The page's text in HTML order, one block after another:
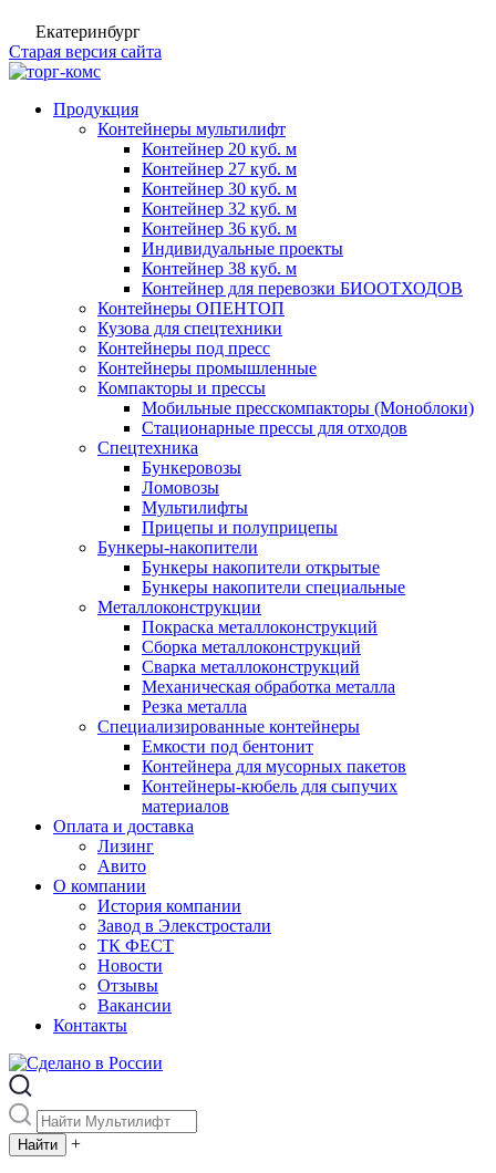
Екатеринбург
Старая версия сайта
Продукция
Контейнеры мультилифт
Контейнер 20 куб. м
Контейнер 27 куб. м
Контейнер 30 куб. м
Контейнер 32 куб. м
Контейнер 36 куб. м
Индивидуальные проекты
Контейнер 38 куб. м
Контейнер для перевозки БИООТХОДОВ
Контейнеры ОПЕНТОП
Кузова для спецтехники
Контейнеры под пресс
Контейнеры промышленные
Компакторы и прессы
Мобильные пресскомпакторы (Моноблоки)
Стационарные прессы для отходов
Спецтехника
Бункеровозы
Ломовозы
Мультилифты
Прицепы и полуприцепы
Бункеры-накопители
Бункеры накопители открытые
Бункеры накопители специальные
Металлоконструкции
Покраска металлоконструкций
Сборка металлоконструкций
Сварка металлоконструкций
Механическая обработка металла
Резка металла
Специализированные контейнеры
Емкости под бентонит
Контейнера для мусорных пакетов
Контейнеры-кюбель для сыпучих
материалов
Оплата и доставка
Лизинг
Авито
О компании
История компании
Завод в Элекстростали
ТК ФЕСТ
Новости
Отзывы
Вакансии
Контакты
+